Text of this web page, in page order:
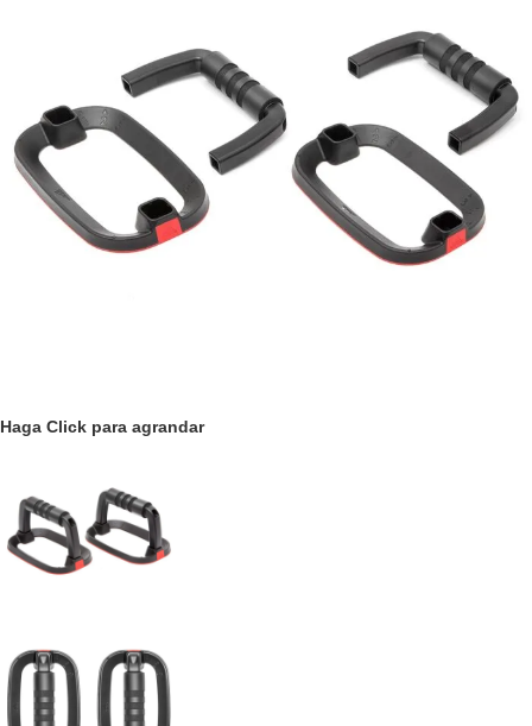
Haga Click para agrandar